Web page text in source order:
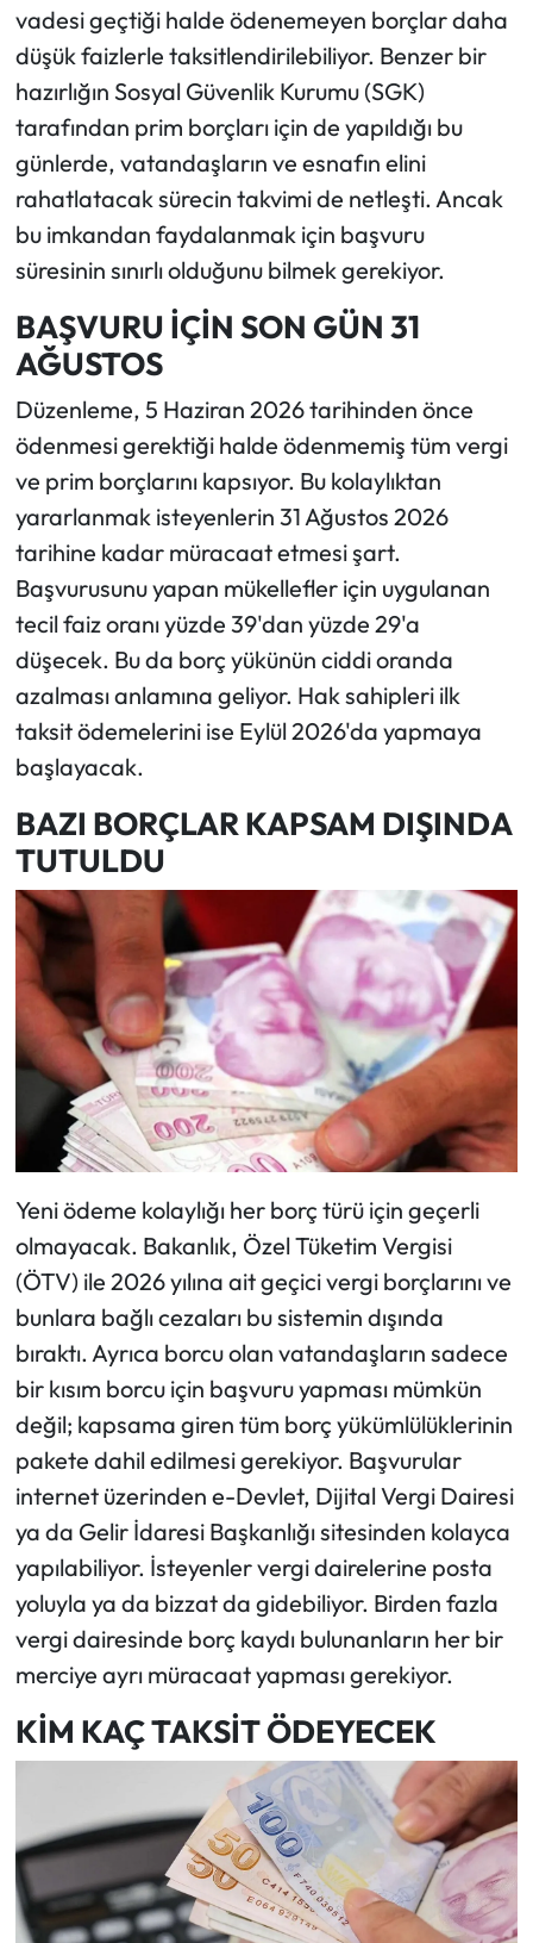
vadesi geçtiği halde ödenemeyen borçlar daha
düşük faizlerle taksitlendirilebiliyor. Benzer bir
hazırlığın Sosyal Güvenlik Kurumu (SGK)
tarafından prim borçları için de yapıldığı bu
günlerde, vatandaşların ve esnafın elini
rahatlatacak sürecin takvimi de netleşti. Ancak
bu imkandan faydalanmak için başvuru
süresinin sınırlı olduğunu bilmek gerekiyor.
BAŞVURU İÇİN SON GÜN 31
AĞUSTOS
Düzenleme, 5 Haziran 2026 tarihinden önce
ödenmesi gerektiği halde ödenmemiş tüm vergi
ve prim borçlarını kapsıyor. Bu kolaylıktan
yararlanmak isteyenlerin 31 Ağustos 2026
tarihine kadar müracaat etmesi şart.
Başvurusunu yapan mükellefler için uygulanan
tecil faiz oranı yüzde 39'dan yüzde 29'a
düşecek. Bu da borç yükünün ciddi oranda
azalması anlamına geliyor. Hak sahipleri ilk
taksit ödemelerini ise Eylül 2026'da yapmaya
başlayacak.
BAZI BORÇLAR KAPSAM DIŞINDA
TUTULDU
Yeni ödeme kolaylığı her borç türü için geçerli
olmayacak. Bakanlık, Özel Tüketim Vergisi
(ÖTV) ile 2026 yılına ait geçici vergi borçlarını ve
bunlara bağlı cezaları bu sistemin dışında
bıraktı. Ayrıca borcu olan vatandaşların sadece
bir kısım borcu için başvuru yapması mümkün
değil; kapsama giren tüm borç yükümlülüklerinin
pakete dahil edilmesi gerekiyor. Başvurular
internet üzerinden e-Devlet, Dijital Vergi Dairesi
ya da Gelir İdaresi Başkanlığı sitesinden kolayca
yapılabiliyor. İsteyenler vergi dairelerine posta
yoluyla ya da bizzat da gidebiliyor. Birden fazla
vergi dairesinde borç kaydı bulunanların her bir
merciye ayrı müracaat yapması gerekiyor.
KİM KAÇ TAKSİT ÖDEYECEK